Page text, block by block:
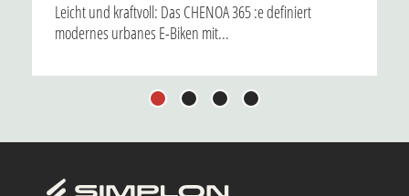
Leicht und kraftvoll: Das CHENOA 365 :e definiert
modernes urbanes E-Biken mit...
1 2 3 4